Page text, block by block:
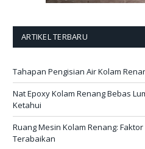
ARTIKEL TERBARU
Tahapan Pengisian Air Kolam
Nat Epoxy Kolam Renang Bebas
Ketahui
Ruang Mesin Kolam Renang:
Terabaikan